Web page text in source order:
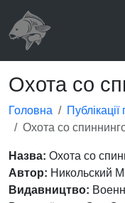
Охота со
Головна
Охота со
Назва: Охота со
Автор: Никольский
Видавництво: